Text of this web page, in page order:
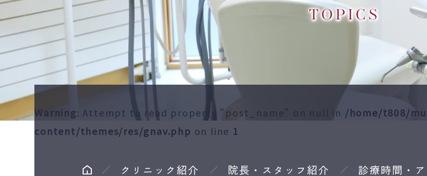
TOPICS
Warning: Attempt to read property "post_name" on null in /home/t808/
content/themes/res/gnav.php on line 1
クリニック紹介 院長・スタッフ紹介 診療時間・ア